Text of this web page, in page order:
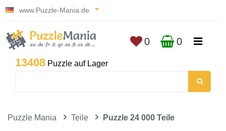
www.Puzzle-Mania.de
13408 Puzzle auf Lager
0 0
Puzzle Mania Teile Puzzle 24 000 Teile